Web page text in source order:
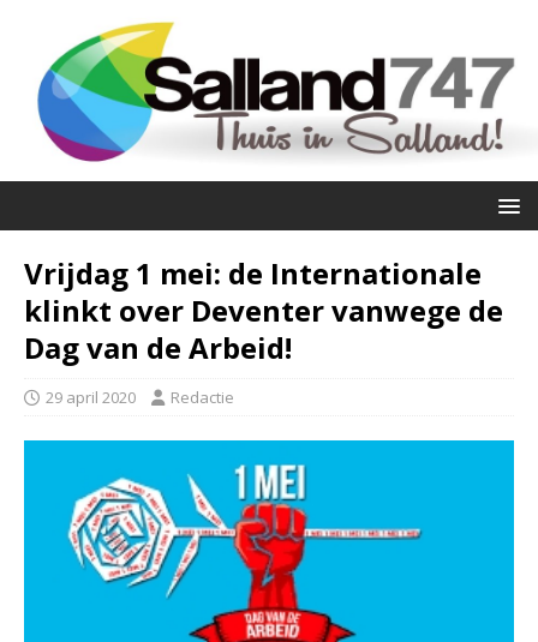
Vrijdag 1 mei: de Internationale
klinkt over Deventer vanwege de
Dag van de Arbeid!
29 april 2020 Redactie